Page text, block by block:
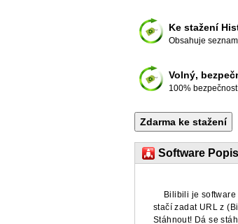
Ke stažení
Obsahuje
Volný,
100%
Software Popis
Bilibili je
stačí zadat URL z
Stáhnout! Dá se